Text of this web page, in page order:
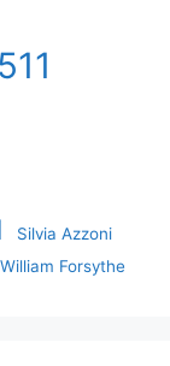
Silvia Azzoni
William Forsythe